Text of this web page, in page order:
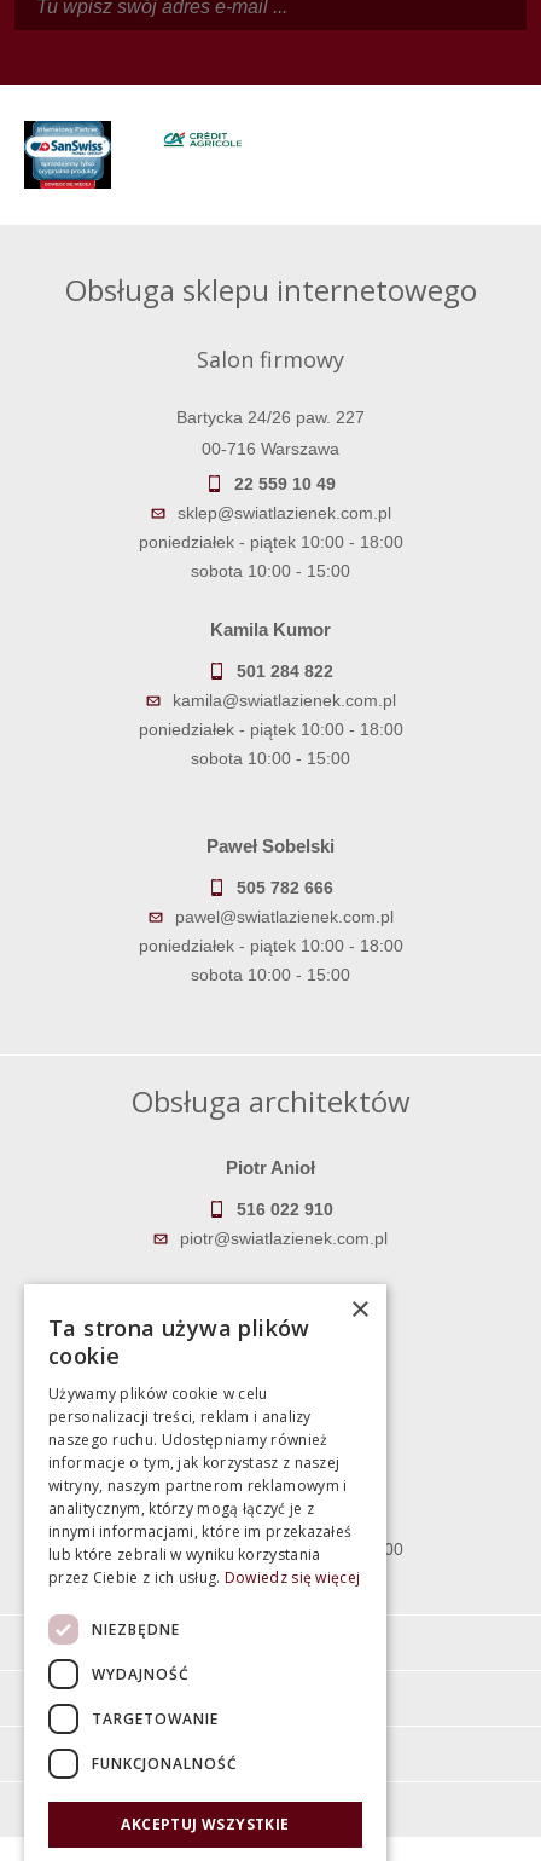
Obsługa sklepu internetowego
Salon firmowy
Bartycka 24/26 paw. 227
00-716 Warszawa
22 559 10 49
sklep@swiatlazienek.com.pl
poniedziałek - piątek 10:00 - 18:00
sobota 10:00 - 15:00
Kamila Kumor
501 284 822
kamila@swiatlazienek.com.pl
poniedziałek - piątek 10:00 - 18:00
sobota 10:00 - 15:00
Paweł Sobelski
505 782 666
pawel@swiatlazienek.com.pl
poniedziałek - piątek 10:00 - 18:00
sobota 10:00 - 15:00
Obsługa architektów
Piotr Anioł
516 022 910
piotr@swiatlazienek.com.pl
783 043 083
Magazyn
Bartycka 24/26 Hala 100
00-716 Warszawa
poniedziałek - piątek 10:00 - 18:00
sobota 10:00 - 15:00
Moje konto
O firmie
×
Ta strona używa plików
cookie
Używamy plików cookie w celu
personalizacji treści, reklam i analizy
naszego ruchu. Udostępniamy również
informacje o tym, jak korzystasz z naszej
witryny, naszym partnerom reklamowym i
analitycznym, którzy mogą łączyć je z
innymi informacjami, które im przekazałeś
lub które zebrali w wyniku korzystania
przez Ciebie z ich usług. Dowiedz się więcej
NIEZBĘDNE
WYDAJNOŚĆ
TARGETOWANIE
FUNKCJONALNOŚĆ
AKCEPTUJ WSZYSTKIE